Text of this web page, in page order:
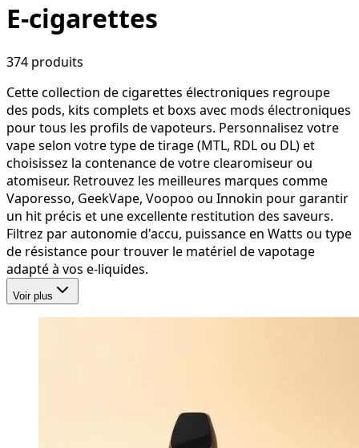
E-cigarettes
374 produits
Cette collection de cigarettes électroniques regroupe
des pods, kits complets et boxs avec mods électroniques
pour tous les profils de vapoteurs. Personnalisez votre
vape selon votre type de tirage (MTL, RDL ou DL) et
choisissez la contenance de votre clearomiseur ou
atomiseur. Retrouvez les meilleures marques comme
Vaporesso, GeekVape, Voopoo ou Innokin pour garantir
un hit précis et une excellente restitution des saveurs.
Filtrez par autonomie d'accu, puissance en Watts ou type
de résistance pour trouver le matériel de vapotage
adapté à vos e-liquides.
Voir plus